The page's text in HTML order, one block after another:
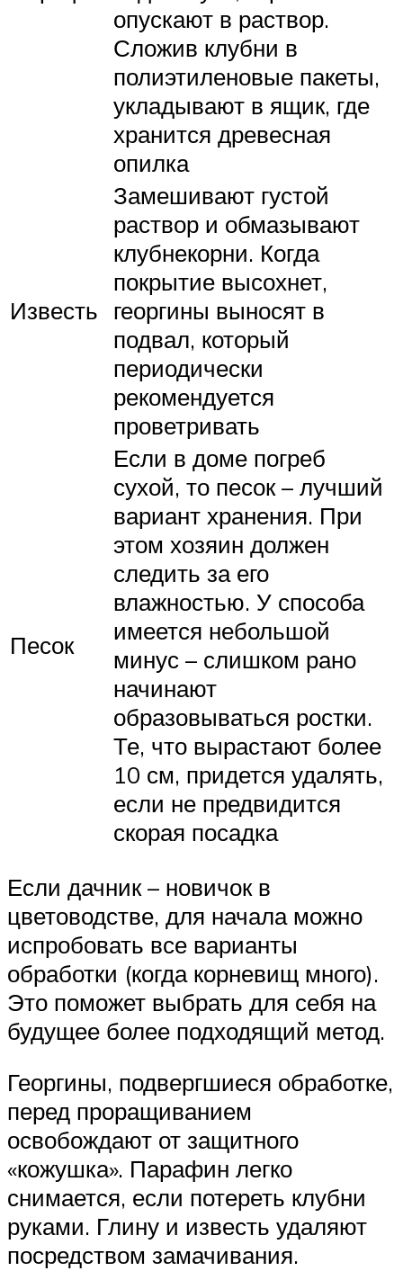
опускают в раствор.
Сложив клубни в
полиэтиленовые пакеты,
укладывают в ящик, где
хранится древесная
опилка
Известь
Замешивают густой
раствор и обмазывают
клубнекорни. Когда
покрытие высохнет,
георгины выносят в
подвал, который
периодически
рекомендуется
проветривать
Песок
Если в доме погреб
сухой, то песок – лучший
вариант хранения. При
этом хозяин должен
следить за его
влажностью. У способа
имеется небольшой
минус – слишком рано
начинают
образовываться ростки.
Те, что вырастают более
10 см, придется удалять,
если не предвидится
скорая посадка
Если дачник – новичок в
цветоводстве, для начала можно
испробовать все варианты
обработки (когда корневищ много).
Это поможет выбрать для себя на
будущее более подходящий метод.
Георгины, подвергшиеся обработке,
перед проращиванием
освобождают от защитного
«кожушка». Парафин легко
снимается, если потереть клубни
руками. Глину и известь удаляют
посредством замачивания.